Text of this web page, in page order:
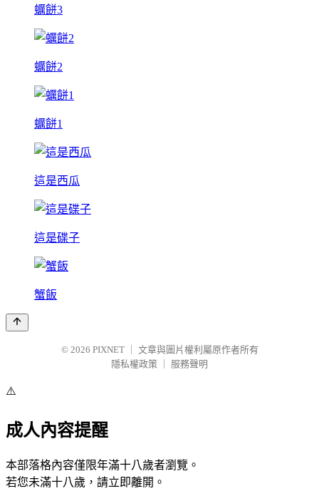
蠣餅3
蠣餅2
蠣餅1
這是西瓜
這是碟子
蟹飯
© 2026 PIXNET
文章與圖片權利屬原作者所有
隱私權政策
服務聲明
⚠️
成人內容提醒
本部落格內容僅限年滿十八歲者瀏覽。
若您未滿十八歲，請立即離開。